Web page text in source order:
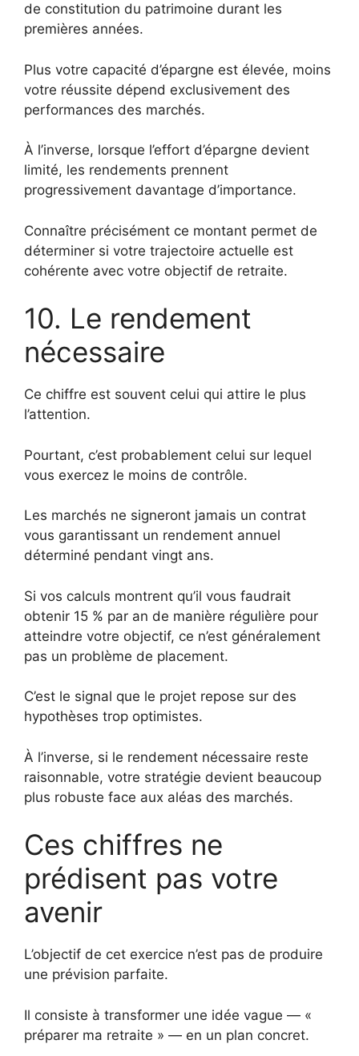
de constitution du patrimoine durant les
premières années.
Plus votre capacité d’épargne est élevée, moins
votre réussite dépend exclusivement des
performances des marchés.
À l’inverse, lorsque l’effort d’épargne devient
limité, les rendements prennent
progressivement davantage d’importance.
Connaître précisément ce montant permet de
déterminer si votre trajectoire actuelle est
cohérente avec votre objectif de retraite.
10. Le rendement
nécessaire
Ce chiffre est souvent celui qui attire le plus
l’attention.
Pourtant, c’est probablement celui sur lequel
vous exercez le moins de contrôle.
Les marchés ne signeront jamais un contrat
vous garantissant un rendement annuel
déterminé pendant vingt ans.
Si vos calculs montrent qu’il vous faudrait
obtenir 15 % par an de manière régulière pour
atteindre votre objectif, ce n’est généralement
pas un problème de placement.
C’est le signal que le projet repose sur des
hypothèses trop optimistes.
À l’inverse, si le rendement nécessaire reste
raisonnable, votre stratégie devient beaucoup
plus robuste face aux aléas des marchés.
Ces chiffres ne
prédisent pas votre
avenir
L’objectif de cet exercice n’est pas de produire
une prévision parfaite.
Il consiste à transformer une idée vague — «
préparer ma retraite » — en un plan concret.